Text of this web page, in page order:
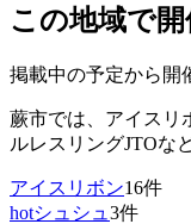
この地域で
掲載中の予定から開
蕨市では、 アイスリ
ルレスリングJTOな
アイスリボン16件
hotシュシュ 3件